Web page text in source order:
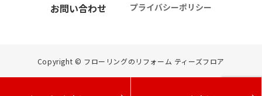
お問い合わせ プライバシーポリシー
Copyright © フローリングのリフォーム ティーズフロア